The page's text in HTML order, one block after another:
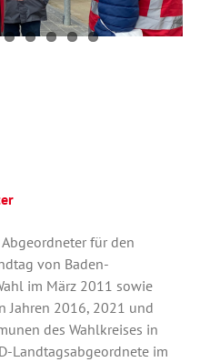
für den
von Baden-
im März 2011 sowie
Jahren 2016, 2021 und
des Wahlkreises in
Landtagsabgeordnete im